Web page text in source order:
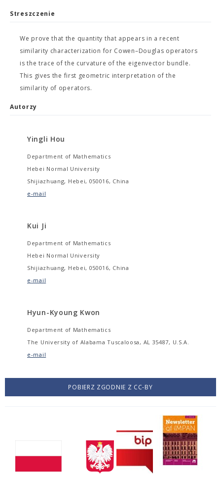
Streszczenie
We prove that the quantity that appears in a recent
similarity characterization for Cowen–Douglas operators
is the trace of the curvature of the eigenvector bundle.
This gives the first geometric interpretation of the
similarity of operators.
Autorzy
Yingli Hou
Department of Mathematics
Hebei Normal University
Shijiazhuang, Hebei, 050016, China
e-mail
Kui Ji
Department of Mathematics
Hebei Normal University
Shijiazhuang, Hebei, 050016, China
e-mail
Hyun-Kyoung Kwon
Department of Mathematics
The University of Alabama Tuscaloosa, AL 35487, U.S.A.
e-mail
POBIERZ ZGODNIE Z CC-BY